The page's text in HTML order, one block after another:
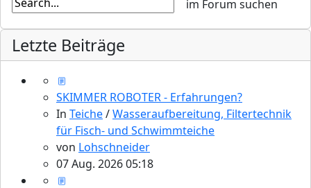
Letzte Beiträge
SKIMMER ROBOTER - Erfahrungen?
In Teiche/Wasseraufbereitung, Filtertechnik
für Fisch- und Schwimmteiche
von Lohschneider
07 Aug. 2026 05:18